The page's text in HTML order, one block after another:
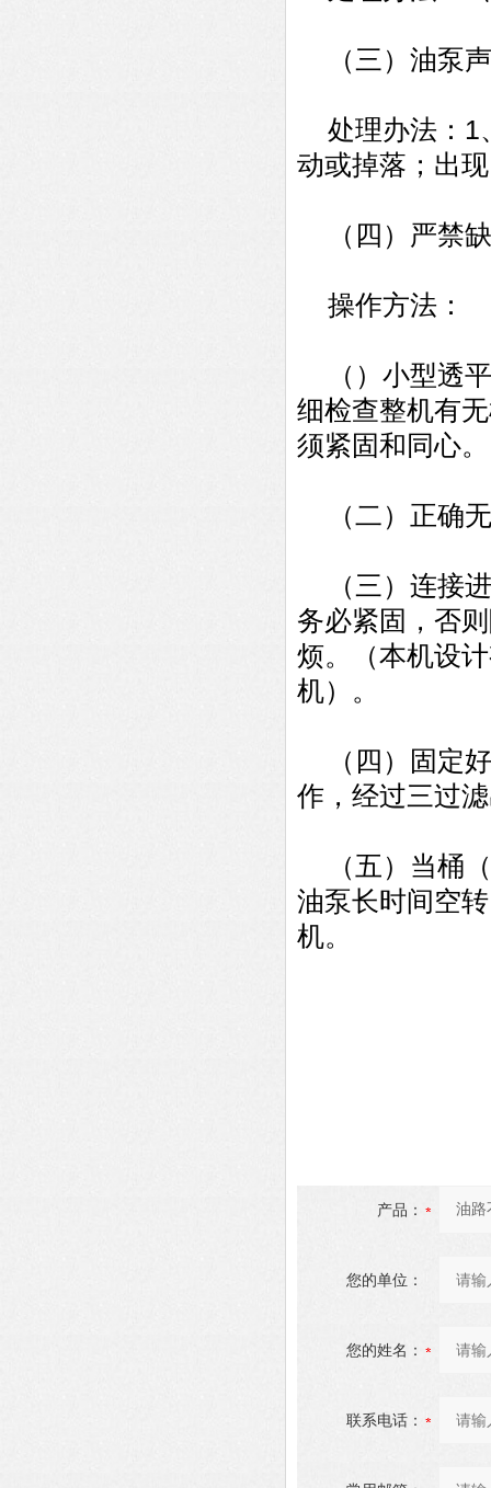
（三）油泵
处理办法：1
动或掉落；出
（四）严禁
操作方法：
（）小型透平
细检查整机有
须紧固和同心。
（二）正确无
（三）连接进
务必紧固，否
烦。（本机设
机）。
（四）固定好
作，经过三过
（五）当桶（
油泵长时间空
机。
产品：
您的单位：
您的姓名：
联系电话：